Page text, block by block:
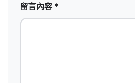
留言內容 *